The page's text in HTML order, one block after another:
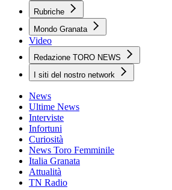
Rubriche
Mondo Granata
Video
Redazione TORO NEWS
I siti del nostro network
News
Ultime News
Interviste
Infortuni
Curiosità
News Toro Femminile
Italia Granata
Attualità
TN Radio